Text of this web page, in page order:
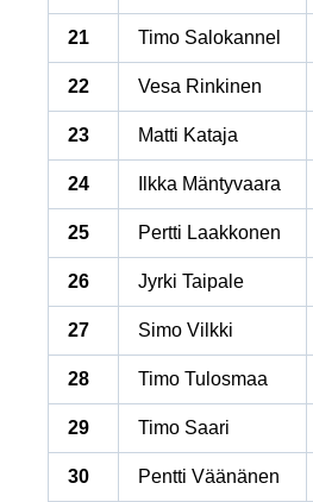
21 Timo Salokannel
22 Vesa Rinkinen
23 Matti Kataja
24 Ilkka Mäntyvaara
25 Pertti Laakkonen
26 Jyrki Taipale
27 Simo Vilkki
28 Timo Tulosmaa
29 Timo Saari
30 Pentti Väänänen